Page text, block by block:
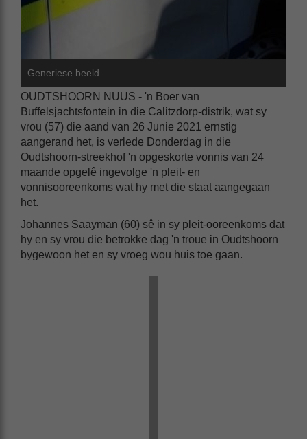
Generiese beeld.
OUDTSHOORN NUUS - 'n Boer van
Buffelsjachtsfontein in die Calitzdorp-distrik, wat sy
vrou (57) die aand van 26 Junie 2021 ernstig
aangerand het, is verlede Donderdag in die
Oudtshoorn-streekhof 'n opgeskorte vonnis van 24
maande opgelê ingevolge 'n pleit- en
vonnisooreenkoms wat hy met die staat aangegaan
het.
Johannes Saayman (60) sê in sy pleit-ooreenkoms dat
hy en sy vrou die betrokke dag 'n troue in Oudtshoorn
bygewoon het en sy vroeg wou huis toe gaan.